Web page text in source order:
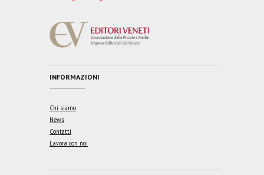
INFORMAZIONI
Chi siamo
News
Contatti
Lavora con noi